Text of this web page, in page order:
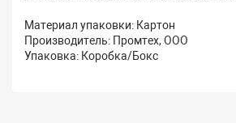
Материал упаковки: Картон
Производитель: Промтех, ООО
Упаковка: Коробка/Бокс